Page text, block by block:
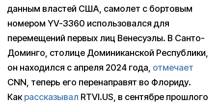
данным властей США, самолет с бортовым
номером YV-3360 использовался для
перемещений первых лиц Венесуэлы. В Санто-
Доминго, столице Доминиканской Республики,
он находился с апреля 2024 года, отмечает
CNN, теперь его перенаправят во Флориду.
Какрассказывал RTVI.US, в сентябре прошлого